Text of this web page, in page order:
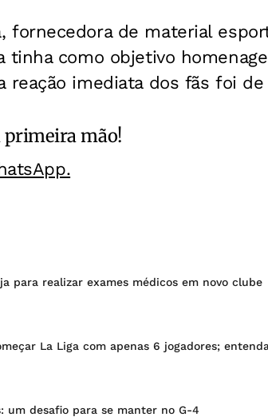
fornecedora de material
tinha como objetivo
reação imediata dos fãs foi de
mão!
para realizar exames médicos em novo clube
La Liga com apenas 6 jogadores; entenda
um desafio para se manter no G-4